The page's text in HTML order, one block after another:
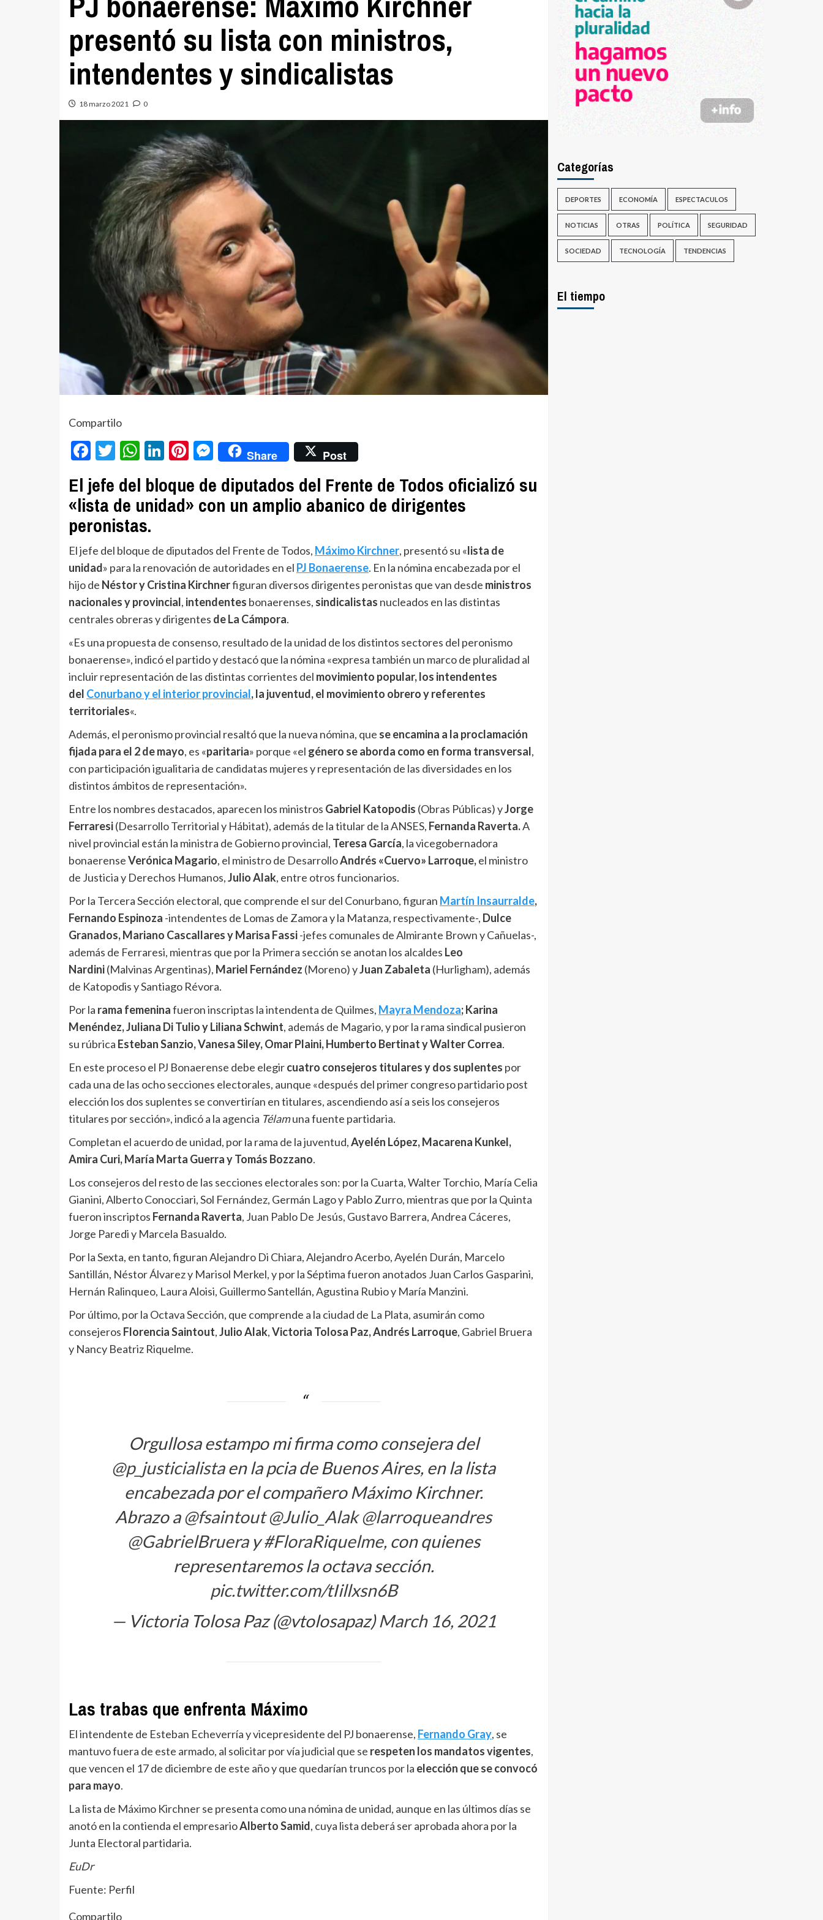
presentó su lista con ministros,
intendentes y sindicalistas
18 marzo 2021 0
Compartilo
Facebook
Twitter
WhatsApp
LinkedIn
Pinterest
Messenger
Share Post
El jefe del bloque de diputados del Frente de Todos oficializó su
«lista de unidad» con un amplio abanico de dirigentes
peronistas.
El jefe del bloque de diputados del Frente de Todos, Máximo Kirchner, presentó su «lista de
unidad» para la renovación de autoridades en el PJ Bonaerense. En la nómina encabezada por el
hijo de Néstor y Cristina Kirchnerfiguran diversos dirigentes peronistas que van desde ministros
nacionales y provincial, intendentes bonaerenses, sindicalistas nucleados en las distintas
centrales obreras y dirigentes de La Cámpora.
«Es una propuesta de consenso, resultado de la unidad de los distintos sectores del peronismo
bonaerense», indicó el partido y destacó que la nómina «expresa también un marco de pluralidad al
incluir representación de las distintas corrientes del movimiento popular, los intendentes
del Conurbano y el interior provincial, la juventud, el movimiento obrero y referentes
territoriales«.
Además, el peronismo provincial resaltó que la nueva nómina, que se encamina a la proclamación
fijada para el 2 de mayo, es «paritaria» porque «el género se aborda como en forma transversal,
con participación igualitaria de candidatas mujeres y representación de las diversidades en los
distintos ámbitos de representación».
Entre los nombres destacados, aparecen los ministros Gabriel Katopodis (Obras Públicas) yJorge
Ferraresi(Desarrollo Territorial y Hábitat), además de la titular de la ANSES, Fernanda Raverta.A
nivel provincial están la ministra de Gobierno provincial, Teresa García, la vicegobernadora
bonaerenseVerónica Magario, el ministro de DesarrolloAndrés «Cuervo» Larroque,el ministro
de Justicia y Derechos Humanos,Julio Alak, entre otros funcionarios.
Por la Tercera Sección electoral, que comprende el sur del Conurbano, figuran Martín Insaurralde,
Fernando Espinoza -intendentes de Lomas de Zamora y la Matanza, respectivamente-, Dulce
Granados, Mariano Cascallares y Marisa Fassi-jefes comunales de Almirante Brown y Cañuelas-,
además de Ferraresi, mientras que por la Primera sección se anotan los alcaldes Leo
Nardini(Malvinas Argentinas), Mariel Fernández (Moreno) yJuan Zabaleta (Hurligham), además
de Katopodis y Santiago Révora.
Por la rama femeninafueron inscriptas la intendenta de Quilmes, Mayra Mendoza; Karina
Menéndez, Juliana Di Tulio y Liliana Schwint, además de Magario, y por la rama sindical pusieron
su rúbrica Esteban Sanzio, Vanesa Siley, Omar Plaini, Humberto Bertinat y Walter Correa.
En este proceso el PJ Bonaerense debe elegircuatro consejeros titulares y dos suplentes por
cada una de las ocho secciones electorales, aunque «después del primer congreso partidario post
elección los dos suplentes se convertirían en titulares, ascendiendo así a seis los consejeros
titulares por sección», indicó a la agencia Télamuna fuente partidaria.
Completan el acuerdo de unidad, por la rama de la juventud,Ayelén López, Macarena Kunkel,
Amira Curi, María Marta Guerra y Tomás Bozzano.
Los consejeros del resto de las secciones electorales son: por la Cuarta, Walter Torchio, María Celia
Gianini, Alberto Conocciari, Sol Fernández, Germán Lago y Pablo Zurro, mientras que por la Quinta
fueron inscriptos Fernanda Raverta, Juan Pablo De Jesús, Gustavo Barrera, Andrea Cáceres,
Jorge Paredi y Marcela Basualdo.
Por la Sexta, en tanto, figuran Alejandro Di Chiara, Alejandro Acerbo, Ayelén Durán, Marcelo
Santillán, Néstor Álvarez y Marisol Merkel, y por la Séptima fueron anotados Juan Carlos Gasparini,
Hernán Ralinqueo, Laura Aloisi, Guillermo Santellán, Agustina Rubio y María Manzini.
Por último, por la Octava Sección, que comprende a la ciudad de La Plata, asumirán como
consejeros Florencia Saintout,Julio Alak,Victoria Tolosa Paz,Andrés Larroque, Gabriel Bruera
y Nancy Beatriz Riquelme.
Orgullosa estampo mi firma como consejera del
@p_justicialistaen la pcia de Buenos Aires, en la lista
encabezada por el compañero Máximo Kirchner.
Abrazo a@fsaintout@Julio_Alak@larroqueandres
@GabrielBrueray#FloraRiquelme, con quienes
representaremos la octava sección.
pic.twitter.com/tIillxsn6B
— Victoria Tolosa Paz (@vtolosapaz)March 16, 2021
Las trabas que enfrenta Máximo
El intendente de Esteban Echeverría y vicepresidente del PJ bonaerense, Fernando Gray, se
mantuvo fuera de este armado, al solicitar por vía judicial que se respeten los mandatos vigentes,
que vencen el 17 de diciembre de este año y que quedarían truncos por la elección que se convocó
para mayo.
La lista de Máximo Kirchner se presenta como una nómina de unidad, aunque en las últimos días se
anotó en la contienda el empresarioAlberto Samid, cuya lista deberá ser aprobada ahora por la
Junta Electoral partidaria.
EuDr
Fuente: Perfil
Compartilo
Categorías
DEPORTES ECONOMÍA ESPECTACULOS
NOTICIAS OTRAS POLÍTICA SEGURIDAD
SOCIEDAD TECNOLOGÍA TENDENCIAS
El tiempo